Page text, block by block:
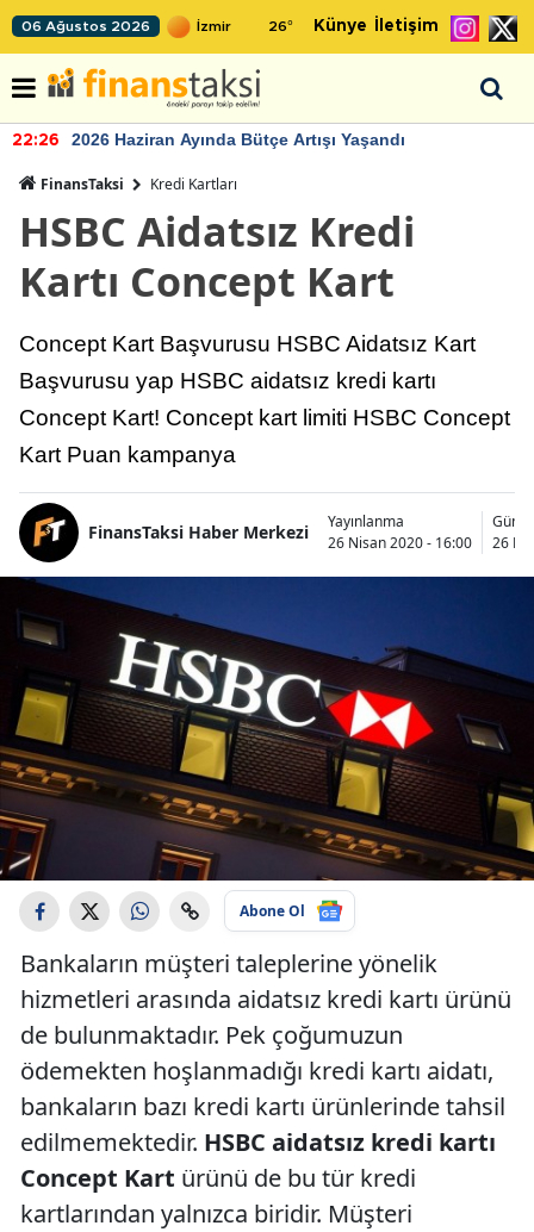
06 Ağustos 2026 26° Künye İletişim
22:26 2026 Haziran Ayında Bütçe Artışı Yaşandı
FinansTaksi Kredi Kartları
HSBC Aidatsız Kredi
Kartı Concept Kart
Concept Kart Başvurusu HSBC Aidatsız Kart
Başvurusu yap HSBC aidatsız kredi kartı
Concept Kart! Concept kart limiti HSBC Concept
Kart Puan kampanya
FinansTaksi Haber Merkezi
Yayınlanma
26 Nisan 2020 - 16:00
26
Abone Ol
Bankaların müşteri taleplerine yönelik
hizmetleri arasında aidatsız kredi kartı ürünü
de bulunmaktadır. Pek çoğumuzun
ödemekten hoşlanmadığı kredi kartı aidatı,
bankaların bazı kredi kartı ürünlerinde tahsil
edilmemektedir. HSBC aidatsız kredi kartı
Concept Kart ürünü de bu tür kredi
kartlarından yalnızca biridir. Müşteri